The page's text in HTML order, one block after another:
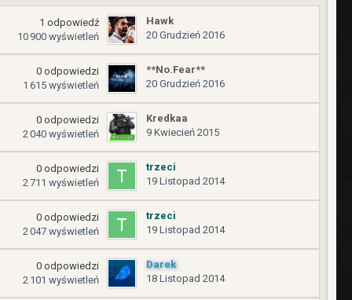
1 odpowiedź
10 900 wyświetleń
Hawk
20 Grudzień 2016
0 odpowiedzi
1 615 wyświetleń
**No.Fear**
20 Grudzień 2016
0 odpowiedzi
2 040 wyświetleń
Kredkaa
9 Kwiecień 2015
0 odpowiedzi
2 711 wyświetleń
trzeci
19 Listopad 2014
0 odpowiedzi
2 047 wyświetleń
trzeci
19 Listopad 2014
0 odpowiedzi
2 101 wyświetleń
Darek
18 Listopad 2014